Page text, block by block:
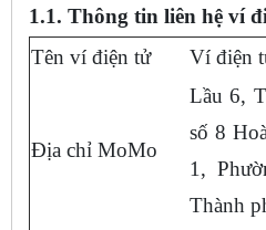
1.1. Thông tin liên hệ ví
Tên ví điện tử
Ví điện
Địa chỉ MoMo
Lầu 6,
số 8
1,
Thành